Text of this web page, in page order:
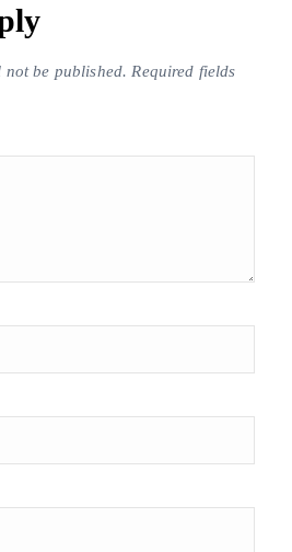
not be published. Required fields